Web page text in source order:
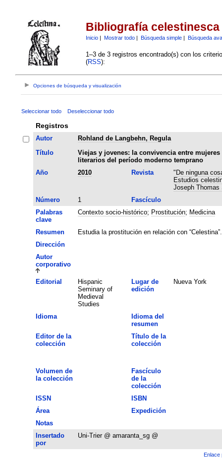
Bibliografía celestinesca
Inicio| Mostrar todo| Búsqueda simple| Búsqueda
1–3 de 3 registros encontrado(s) con los
(RSS):
Opciones de búsqueda y visualización
Seleccionar todo Deseleccionar todo
Registros
Autor
Rohland de Langbehn, Regula
Título
Viejas y jovenes: la convivencia entre
literarios del período moderno temprano
Año
2010 Revista
"De ninguna
Estudios
Joseph Thomas
Número
1
Fascículo
Palabras
clave
Contexto socio-histórico; Prostitución; Medicina
Resumen
Estudia la prostitución en relación con “Celestina”.
Dirección
Autor
corporativo
Editorial
Hispanic
Seminary of
Medieval
Studies
Lugar de
edición
Nueva York
Idioma
Idioma del
resumen
Editor de la
colección
Título de la
colección
Volumen de
la colección
Fascículo
de la
colección
ISSN
ISBN
Área
Expedición
Notas
Insertado
por
Uni-Trier @ amaranta_sg @
Enlace